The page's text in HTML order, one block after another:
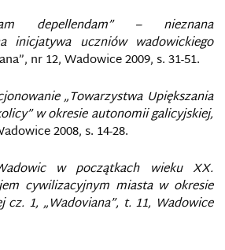
depellendam” – nieznana
inicjatywa uczniów wadowickiego
nr 12, Wadowice 2009, s. 31-51.
„Towarzystwa Upiększania
w okresie autonomii galicyjskiej,
2008, s. 14-28.
w początkach wieku XX.
cywilizacyjnym miasta w okresie
cz. 1, „Wadoviana”, t. 11, Wadowice